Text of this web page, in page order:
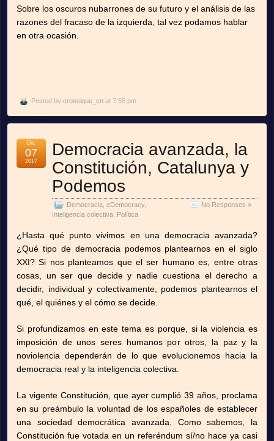
Sobre los oscuros nubarrones de su futuro y el análisis de las
razones del fracaso de la izquierda, tal vez podamos hablar
en otra ocasión.
Posted by crossique_cn at 7:55 pm
Democracia avanzada, la
Constitución, Catalunya y
Podemos
Democracia eDemocracy,
Inteligencia colectiva Política
No Responses »
Dic
07
2017
¿Hasta qué punto vivimos en una democracia avanzada?
¿Qué tipo de democracia podemos plantearnos en el siglo
XXI? Si nos planteamos que el ser humano es, entre otras
cosas, un ser que decide y nadie cuestiona el derecho a
decidir, individual y colectivamente, podemos plantearnos el
qué, el quiénes y el cómo se decide.
Si profundizamos en este tema es porque, si la violencia es
imposición de unos seres humanos por otros, la paz y la
noviolencia dependerán de lo que evolucionemos hacia la
democracia real y la inteligencia colectiva.
La vigente Constitución, que ayer cumplió 39 años, proclama
en su preámbulo la voluntad de los españoles de establecer
una sociedad democrática avanzada. Como sabemos, la
Constitución fue votada en un referéndum sí/no hace ya casi